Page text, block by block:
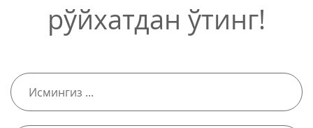
рўйхатдан ўтинг!